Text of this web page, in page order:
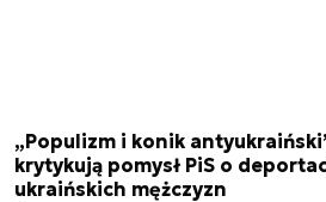
„Populizm i konik
krytykują pomysł PiS o
ukraińskich mężczyzn